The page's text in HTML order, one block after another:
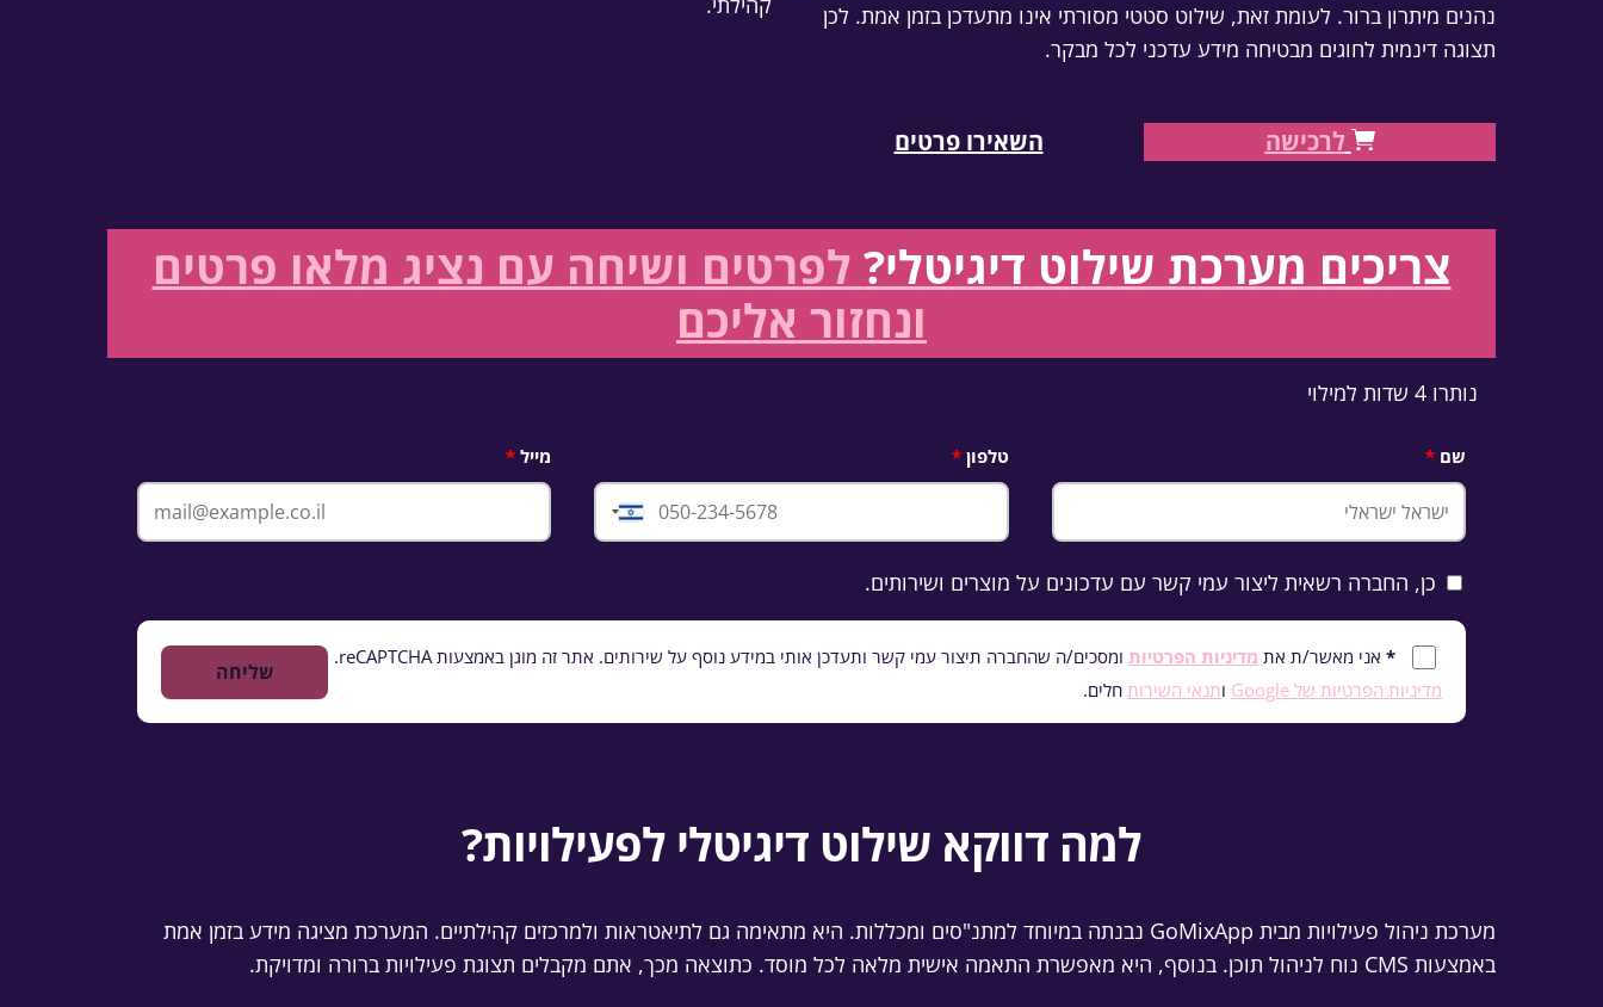
נהנים מיתרון ברור. לעומת זאת, שילוט סטטי מסורתי אינו מתעדכן בזמן אמת. לכן
תצוגה דינמית לחוגים מבטיחה מידע עדכני לכל מבקר.
לרכישה השאירו פרטים
צריכים מערכת שילוט דיגיטלי? לפרטים ושיחה עם נציג מלאו פרטים
ונחזור אליכם
נותרו 4 שדות למילוי
שם טלפון
Israel
מייל
כן, החברה רשאית ליצור עמי קשר עם עדכונים על מוצרים ושירותים.
* אני מאשר/ת את מדיניות הפרטיות ומסכים/ה שהחברה תיצור עמי קשר ותעדכן אותי במידע נוסף על שירותים. אתר זה מוגן באמצעות reCAPTCHA.
מדיניות הפרטיות של Google
ותנאי השירות חלים.
למה דווקא שילוט דיגיטלי לפעילויות?
מערכת ניהול פעילויות מבית GoMixApp נבנתה במיוחד למתנ"סים ומכללות. היא מתאימה גם לתיאטראות ולמרכזים קהילתיים. המערכת מציגה מידע בזמן אמת
באמצעות CMS נוח לניהול תוכן. בנוסף, היא מאפשרת התאמה אישית מלאה לכל מוסד. כתוצאה מכך, אתם מקבלים תצוגת פעילויות ברורה ומדויקת.